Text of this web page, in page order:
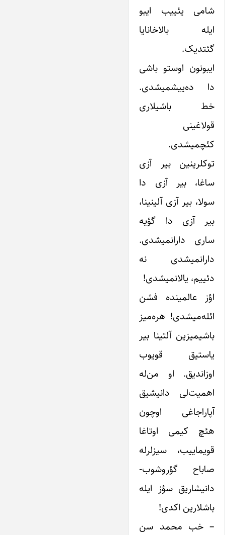
شامی یئییب ایبو
ایله بالاخانایا
گئتدیک.
ایبونون اوستو باشی
دا ده‌ییشمیشدی.
خط باشیلاری
قولاغینی
کئچمیشدی.
توکلرینین بیر آزی
ساغا، بیر آزی دا
سولا، بیر آزی آلینینا،
بیر آزی دا گؤیه
ساری دارانمیشدی.
دارانمیشدی نه
دئییم، یالانمیشدی!
اؤز عالمینده فشن
ائله‌میشدی! هره‌میز
باشیمیزین آلتینا بیر
یاستیق قویوب
اوزاندیق. او من‌له
اهمیت‌لی دانیشیق
آپاراجاغی اوچون
هئچ کیمی اوتاغا
قویماییب، سیزلرله
صاباح گؤروشوب-
دانیشاریق سؤز ایله
باشلارین اکدی!
– خب محمد سن